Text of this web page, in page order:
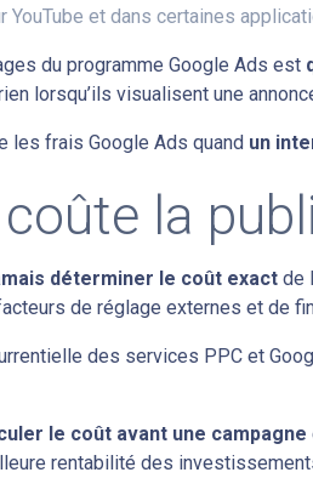
YouTube et dans certaines
du programme Google Ads est
lorsqu’ils visualisent une
les frais Google Ads quand un
la
déterminer le coût exact de
de réglage externes et de
des services PPC et
le coût avant une campagne
rentabilité des